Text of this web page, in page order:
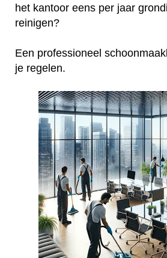
het kantoor eens per jaar
reinigen?
Een professioneel
je regelen.